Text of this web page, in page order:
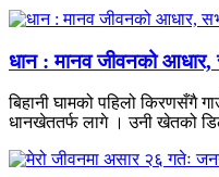
धान : मानव जीवनको
बिहानी घामको पहिलो किरणसँगै
धानखेततर्फ लागे । उनी खेतको